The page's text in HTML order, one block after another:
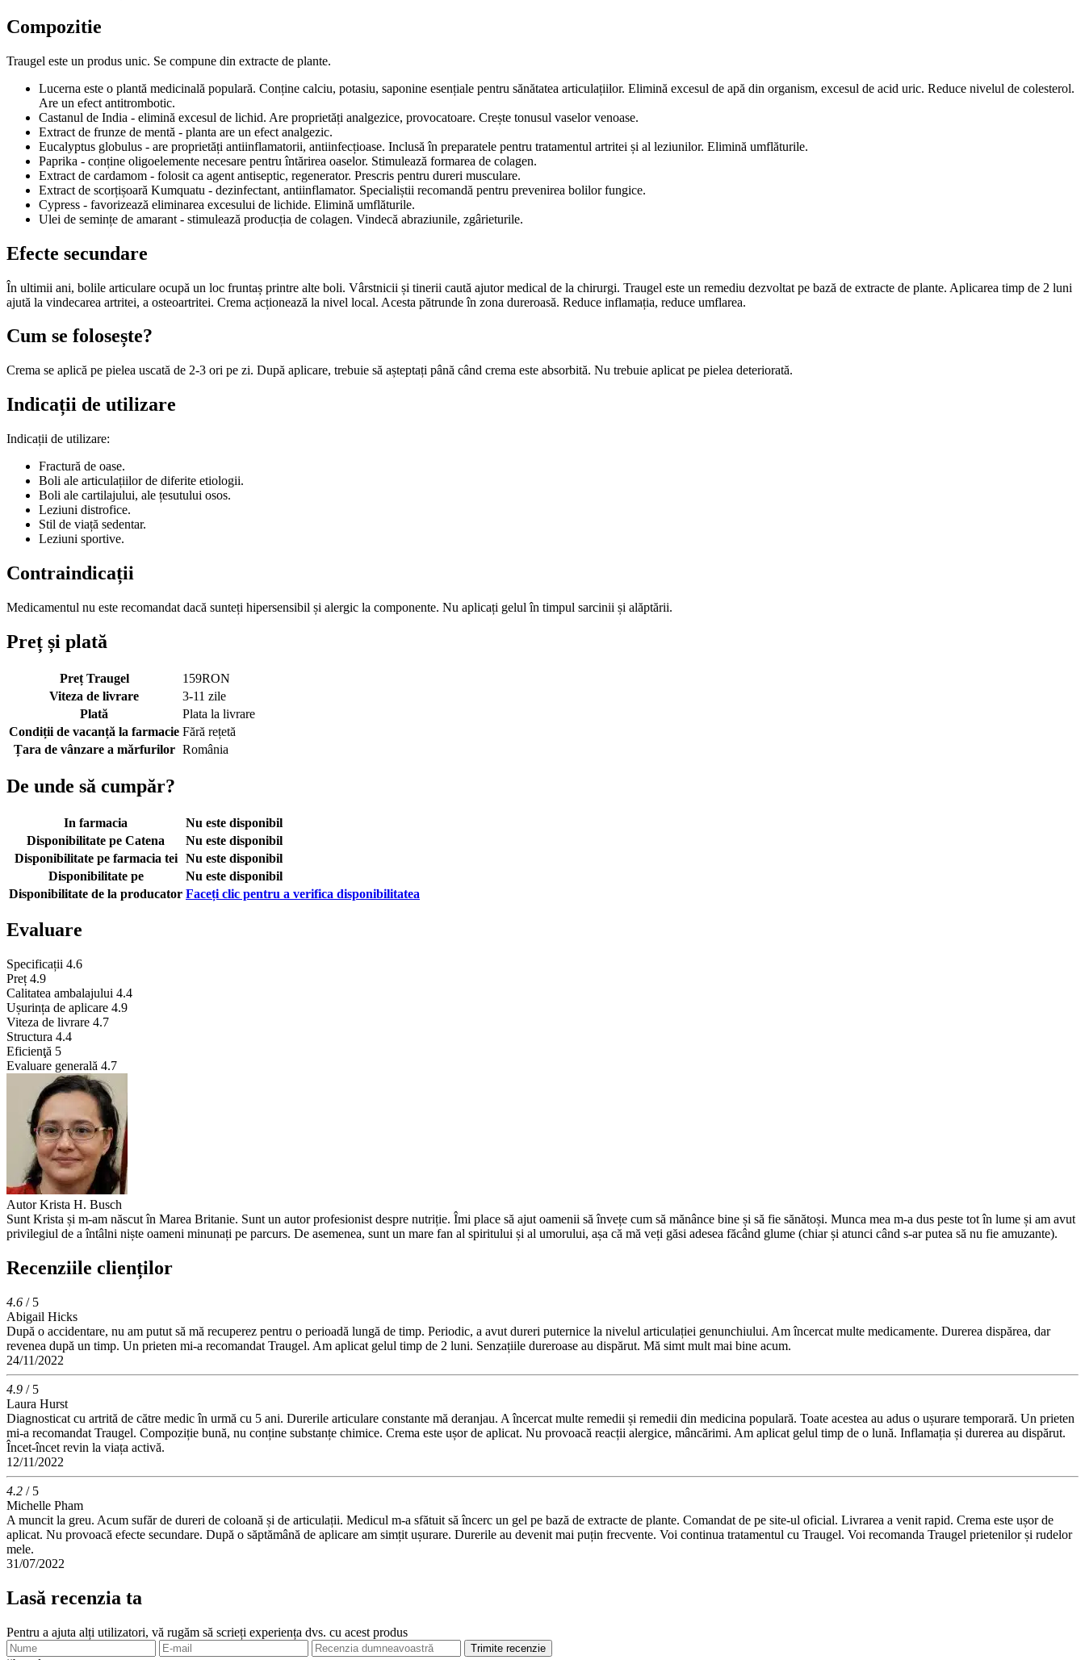
Compozitie
Traugel este un produs unic. Se compune din extracte de plante.
Lucerna este o plantă medicinală populară. Conține calciu, potasiu, saponine esențiale pentru sănătatea articulațiilor. Elimină excesul de apă din organism, excesul de acid uric. Reduce nivelul de colesterol.
Are un efect antitrombotic.
Castanul de India - elimină excesul de lichid. Are proprietăți analgezice, provocatoare. Crește tonusul vaselor venoase.
Extract de frunze de mentă - planta are un efect analgezic.
Eucalyptus globulus - are proprietăți antiinflamatorii, antiinfecțioase. Inclusă în preparatele pentru tratamentul artritei și al leziunilor. Elimină umflăturile.
Paprika - conține oligoelemente necesare pentru întărirea oaselor. Stimulează formarea de colagen.
Extract de cardamom - folosit ca agent antiseptic, regenerator. Prescris pentru dureri musculare.
Extract de scorțișoară Kumquatu - dezinfectant, antiinflamator. Specialiștii recomandă pentru prevenirea bolilor fungice.
Cypress - favorizează eliminarea excesului de lichide. Elimină umflăturile.
Ulei de semințe de amarant - stimulează producția de colagen. Vindecă abraziunile, zgârieturile.
Efecte secundare
În ultimii ani, bolile articulare ocupă un loc fruntaș printre alte boli. Vârstnicii și tinerii caută ajutor medical de la chirurgi. Traugel este un remediu dezvoltat pe bază de extracte de plante. Aplicarea timp de 2 luni
ajută la vindecarea artritei, a osteoartritei. Crema acționează la nivel local. Acesta pătrunde în zona dureroasă. Reduce inflamația, reduce umflarea.
Cum se folosește?
Crema se aplică pe pielea uscată de 2-3 ori pe zi. După aplicare, trebuie să așteptați până când crema este absorbită. Nu trebuie aplicat pe pielea deteriorată.
Indicații de utilizare
Indicații de utilizare:
Fractură de oase.
Boli ale articulațiilor de diferite etiologii.
Boli ale cartilajului, ale țesutului osos.
Leziuni distrofice.
Stil de viață sedentar.
Leziuni sportive.
Contraindicații
Medicamentul nu este recomandat dacă sunteți hipersensibil și alergic la componente. Nu aplicați gelul în timpul sarcinii și alăptării.
Preț și plată
Preț Traugel 159RON
Viteza de livrare
3-11 zile
Plată
Plata la livrare
Condiții de vacanță la farmacie Fără rețetă
Țara de vânzare a mărfurilor România
De unde să cumpăr?
In farmacia
Nu este disponibil
Disponibilitate pe Catena
Nu este disponibil
Disponibilitate pe farmacia tei
Nu este disponibil
Disponibilitate pe
Nu este disponibil
Disponibilitate de la producator Faceți clic pentru a verifica disponibilitatea
Evaluare
Specificații 4.6
Preț 4.9
Calitatea ambalajului 4.4
Ușurința de aplicare 4.9
Viteza de livrare 4.7
Structura 4.4
Eficienţă 5
Evaluare generală 4.7
Autor Krista H. Busch
Sunt Krista și m-am născut în Marea Britanie. Sunt un autor profesionist despre nutriție. Îmi place să ajut oamenii să învețe cum să mănânce bine și să fie sănătoși. Munca mea m-a dus peste tot în lume și am avut
privilegiul de a întâlni niște oameni minunați pe parcurs. De asemenea, sunt un mare fan al spiritului și al umorului, așa că mă veți găsi adesea făcând glume (chiar și atunci când s-ar putea să nu fie amuzante).
Recenziile clienților
4.6 / 5
Abigail Hicks
După o accidentare, nu am putut să mă recuperez pentru o perioadă lungă de timp. Periodic, a avut dureri puternice la nivelul articulației genunchiului. Am încercat multe medicamente. Durerea dispărea, dar
revenea după un timp. Un prieten mi-a recomandat Traugel. Am aplicat gelul timp de 2 luni. Senzațiile dureroase au dispărut. Mă simt mult mai bine acum.
24/11/2022
4.9 / 5
Laura Hurst
Diagnosticat cu artrită de către medic în urmă cu 5 ani. Durerile articulare constante mă deranjau. A încercat multe remedii și remedii din medicina populară. Toate acestea au adus o ușurare temporară. Un prieten
mi-a recomandat Traugel. Compoziție bună, nu conține substanțe chimice. Crema este ușor de aplicat. Nu provoacă reacții alergice, mâncărimi. Am aplicat gelul timp de o lună. Inflamația și durerea au dispărut.
Încet-încet revin la viața activă.
12/11/2022
4.2 / 5
Michelle Pham
A muncit la greu. Acum sufăr de dureri de coloană și de articulații. Medicul m-a sfătuit să încerc un gel pe bază de extracte de plante. Comandat de pe site-ul oficial. Livrarea a venit rapid. Crema este ușor de
aplicat. Nu provoacă efecte secundare. După o săptămână de aplicare am simțit ușurare. Durerile au devenit mai puțin frecvente. Voi continua tratamentul cu Traugel. Voi recomanda Traugel prietenilor și rudelor
mele.
31/07/2022
Lasă recenzia ta
Pentru a ajuta alți utilizatori, vă rugăm să scrieți experiența dvs. cu acest produs
Trimite recenzie